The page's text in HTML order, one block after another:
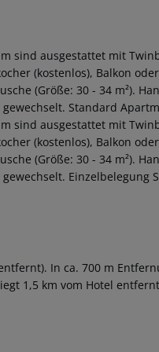
sind ausgestattet mit
(kostenlos), Balkon
(Größe: 30 - 34 m²).
Standard
sind ausgestattet mit
(kostenlos), Balkon
(Größe: 30 - 34 m²).
Einzelbelegung
In ca. 700 m
1,5 km vom Hotel